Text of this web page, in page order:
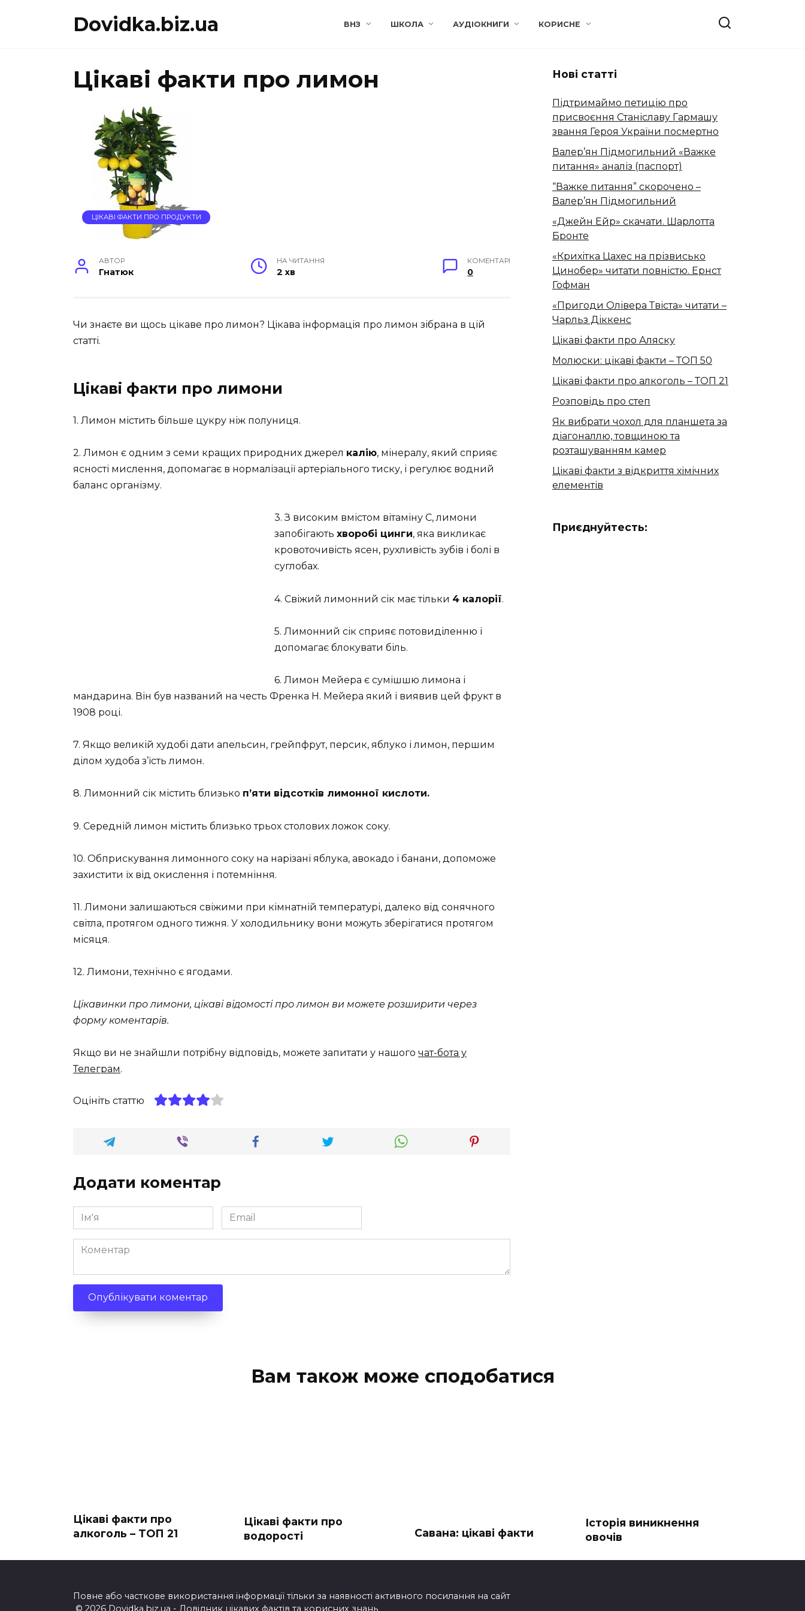
Dovidka.biz.ua ВНЗ ШКОЛА АУДІОКНИГИ КОРИСНЕ
Цікаві факти про лимон
ЦІКАВІ ФАКТИ ПРО ПРОДУКТИ
АВТОР
Гнатюк
НА ЧИТАННЯ
2 хв
КОМЕНТАРІ
0
Чи знаєте ви щось цікаве про лимон? Цікава інформація про лимон зібрана в цій
статті.
Цікаві факти про лимони
1. Лимон містить більше цукру ніж полуниця.
2. Лимон є одним з семи кращих природних джерел калію, мінералу, який сприяє
ясності мислення, допомагає в нормалізації артеріального тиску, і регулює водний
баланс організму.
3. З високим вмістом вітаміну С, лимони
запобігають хворобі цинги, яка викликає
кровоточивість ясен, рухливість зубів і болі в
суглобах.
4. Свіжий лимонний сік має тільки 4 калорії.
5. Лимонний сік сприяє потовиділенню і
допомагає блокувати біль.
6. Лимон Мейера є сумішшю лимона і
мандарина. Він був названий на честь Френка Н. Мейера який і виявив цей фрукт в
1908 році.
7. Якщо великій худобі дати апельсин, грейпфрут, персик, яблуко і лимон, першим
ділом худоба з’їсть лимон.
8. Лимонний сік містить близько п’яти відсотків лимонної кислоти.
9. Середній лимон містить близько трьох столових ложок соку.
10. Обприскування лимонного соку на нарізані яблука, авокадо і банани, допоможе
захистити їх від окислення і потемніння.
11. Лимони залишаються свіжими при кімнатній температурі, далеко від сонячного
світла, протягом одного тижня. У холодильнику вони можуть зберігатися протягом
місяця.
12. Лимони, технічно є ягодами.
Цікавинки про лимони, цікаві відомості про лимон ви можете розширити через
форму коментарів.
Якщо ви не знайшли потрібну відповідь, можете запитати у нашого чат-бота у
Телеграм.
Оцініть статтю
Додати коментар
Ім'я
*
Email
*
Коментар
Нові статті
Підтримаймо петицію про
присвоєння Станіславу Гармашу
звання Героя України посмертно
Валер’ян Підмогильний «Важке
питання» аналіз (паспорт)
“Важке питання” скорочено –
Валер’ян Підмогильний
«Джейн Ейр» скачати. Шарлотта
Бронте
«Крихітка Цахес на прізвисько
Цинобер» читати повністю. Ернст
Гофман
«Пригоди Олівера Твіста» читати –
Чарльз Діккенс
Цікаві факти про Аляску
Молюски: цікаві факти – ТОП 50
Цікаві факти про алкоголь – ТОП 21
Розповідь про степ
Як вибрати чохол для планшета за
діагоналлю, товщиною та
розташуванням камер
Цікаві факти з відкриття хімічних
елементів
Приєднуйтесть:
Вам також може сподобатися
Цікаві факти про
алкоголь – ТОП 21
Цікаві факти про
водорості
Савана: цікаві факти
Історія виникнення
овочів
Повне або часткове використання інформації тільки за наявності активного посилання на сайт
© 2026 Dovidka.biz.ua - Довідник цікавих фактів та корисних знань